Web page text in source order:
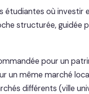
où investir
structurée, guidée
pour un
un même marché
différents (ville